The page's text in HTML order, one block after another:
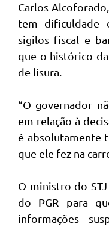
Carlos
tem dificuldade
sigilos fiscal e
que o histórico
de lisura.
“O governador
em relação à
é absolutamente
que ele fez na
O ministro do
do PGR para
informações